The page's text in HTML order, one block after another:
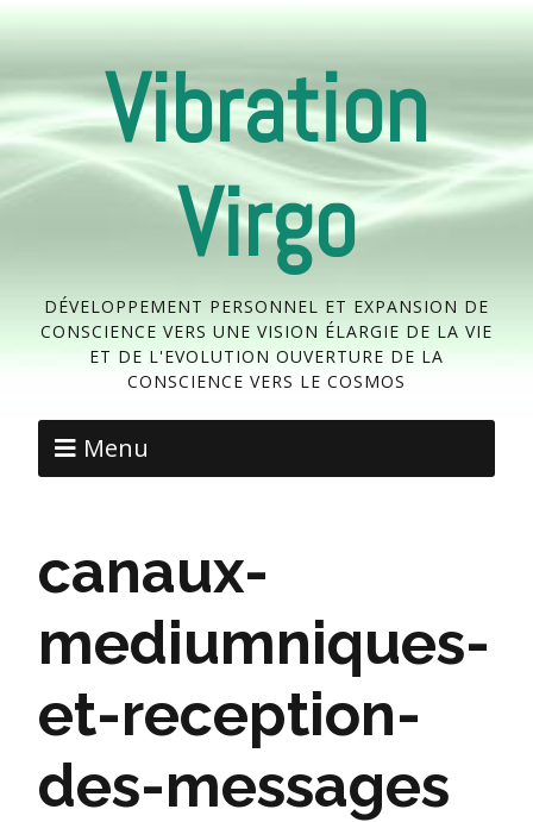
Vibration
Virgo
DÉVELOPPEMENT PERSONNEL ET EXPANSION DE
CONSCIENCE VERS UNE VISION ÉLARGIE DE LA VIE
ET DE L'EVOLUTION OUVERTURE DE LA
CONSCIENCE VERS LE COSMOS
Menu
canaux-
mediumniques-
et-reception-
des-messages